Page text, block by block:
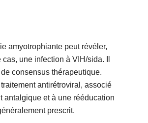
amyotrophiante peut révéler,
une infection à VIH/sida. Il
de consensus thérapeutique.
antirétroviral, associé
antalgique et à une rééducation
prescrit.